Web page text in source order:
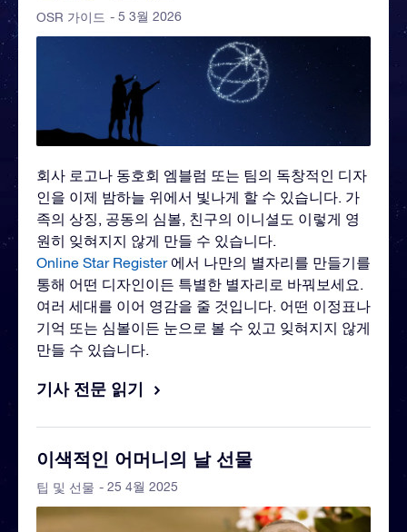
OSR 가이드 - 5 3월 2026
회사 로고나 동호회 엠블럼 또는 팀의 독창적인 디자
인을 이제 밤하늘 위에서 빛나게 할 수 있습니다. 가
족의 상징, 공동의 심볼, 친구의 이니셜도 이렇게 영
원히 잊혀지지 않게 만들 수 있습니다.
Online Star Register에서 나만의 별자리를 만들기를
통해 어떤 디자인이든 특별한 별자리로 바꿔보세요.
여러 세대를 이어 영감을 줄 것입니다. 어떤 이정표나
기억 또는 심볼이든 눈으로 볼 수 있고 잊혀지지 않게
만들 수 있습니다.
기사 전문 읽기
이색적인 어머니의 날 선물
팁 및 선물 - 25 4월 2025